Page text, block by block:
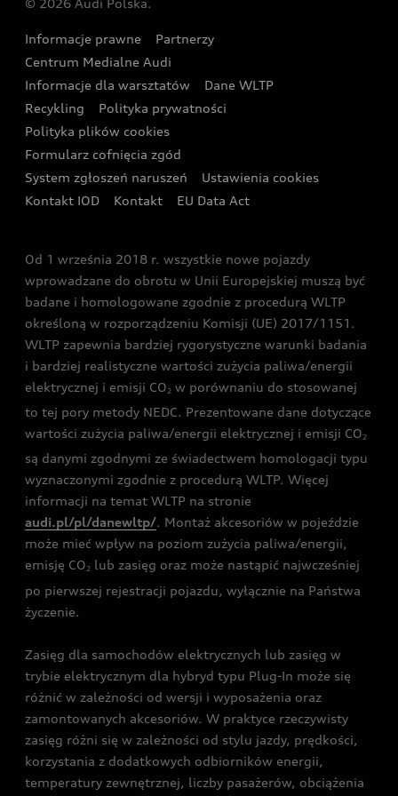
Wyszukaj najbliższego Partnera Audi
Oferta dla przedsiębiorców
Oferta dla klientów prywatnych
Kalkulator rat
Ubezpieczenie
Audi exclusive
Zasięg
Gwarancja
Akcje serwisowe Audi
Katalog online akcesoriów
Audi i Muzeum Sztuki Nowoczesnej w Warszawie
Audi driving experience
Audi quattro Cup
Audi i Puchar Świata w Skokach Narciarskich w
Zakopanem
© 2026 Audi Polska.
Informacje prawne
Partnerzy
Centrum Medialne Audi
Informacje dla warsztatów
Dane WLTP
Recykling
Polityka prywatności
Polityka plików cookies
Formularz cofnięcia zgód
System zgłoszeń naruszeń
Ustawienia cookies
Kontakt IOD
Kontakt EU Data Act
Od 1 września 2018 r. wszystkie nowe pojazdy
wprowadzane do obrotu w Unii Europejskiej muszą być
badane i homologowane zgodnie z procedurą WLTP
określoną w rozporządzeniu Komisji (UE) 2017/1151.
WLTP zapewnia bardziej rygorystyczne warunki badania
i bardziej realistyczne wartości zużycia paliwa/energii
elektrycznej i emisji CO2 w porównaniu do stosowanej
to tej pory metody NEDC. Prezentowane dane dotyczące
wartości zużycia paliwa/energii elektrycznej i emisji CO2
są danymi zgodnymi ze świadectwem homologacji typu
wyznaczonymi zgodnie z procedurą WLTP. Więcej
informacji na temat WLTP na stronie
audi.pl/pl/danewltp/. Montaż akcesoriów w pojeździe
może mieć wpływ na poziom zużycia paliwa/energii,
emisję CO2 lub zasięg oraz może nastąpić najwcześniej
po pierwszej rejestracji pojazdu, wyłącznie na Państwa
życzenie.
Zasięg dla samochodów elektrycznych lub zasięg w
trybie elektrycznym dla hybryd typu Plug-In może się
różnić w zależności od wersji i wyposażenia oraz
zamontowanych akcesoriów. W praktyce rzeczywisty
zasięg różni się w zależności od stylu jazdy, prędkości,
korzystania z dodatkowych odbiorników energii,
temperatury zewnętrznej, liczby pasażerów, obciążenia